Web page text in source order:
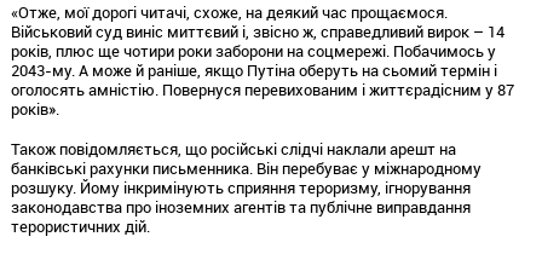
«Отже, мої дорогі читачі, схоже, на деякий час прощаємося.
Військовий суд виніс миттєвий і, звісно ж, справедливий вирок – 14
років, плюс ще чотири роки заборони на соцмережі. Побачимось у
2043-му. А може й раніше, якщо Путіна оберуть на сьомий термін і
оголосять амністію. Повернуся перевихованим і життєрадісним у 87
років».
Також повідомляється, що російські слідчі наклали арешт на
банківські рахунки письменника. Він перебуває у міжнародному
розшуку. Йому інкримінують сприяння тероризму, ігнорування
законодавства про іноземних агентів та публічне виправдання
терористичних дій.